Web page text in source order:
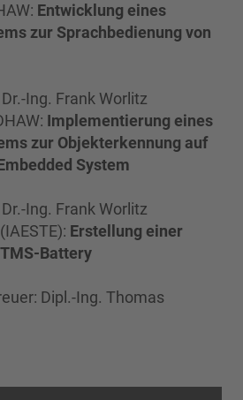
Entwicklung eines
zur Sprachbedienung von
Ing. Frank Worlitz
Implementierung eines
zur Objekterkennung auf
System
Ing. Frank Worlitz
Erstellung einer
Battery
Dipl.-Ing. Thomas